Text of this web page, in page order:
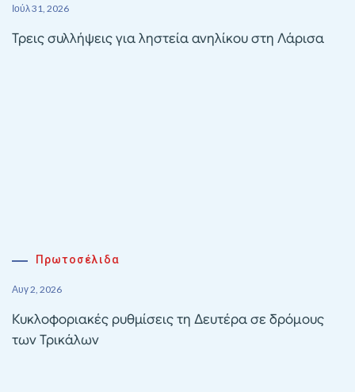
Ιούλ 31, 2026
Τρεις συλλήψεις για ληστεία ανηλίκου στη Λάρισα
Πρωτοσέλιδα
Αυγ 2, 2026
Κυκλοφοριακές ρυθμίσεις τη Δευτέρα σε δρόμους
των Τρικάλων